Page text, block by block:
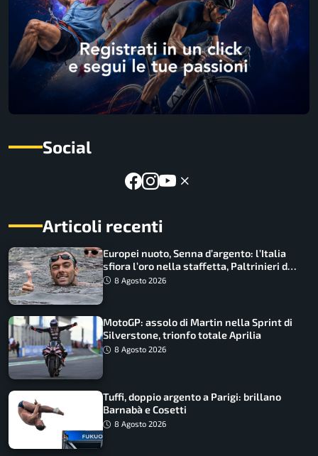
Social
Articoli recenti
Europei nuoto, Senna d’argento: l’Italia
sfiora l’oro nella staffetta, Paltrinieri da
urlo, il bilancio azzurro
8 Agosto 2026
MotoGP: assolo di Martin nella Sprint di
Silverstone, trionfo totale Aprilia
8 Agosto 2026
Tuffi, doppio argento a Parigi: brillano
Barnabà e Cosetti
8 Agosto 2026